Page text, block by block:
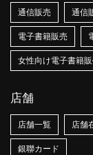
通信販売 通信
電子書籍販売
女性向け電子書籍
店舗
店舗一覧 店舗
銀聯カード